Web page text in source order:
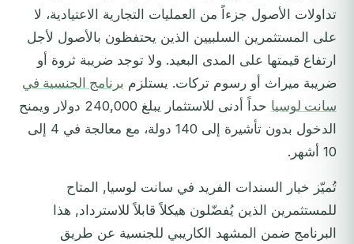
تداولات الأصول جزءاً من العمليات التجارية الاعتيادية، لا
على المستثمرين السلبيين الذين يحتفظون بالأصول لأجل
ارتفاع قيمتها على المدى البعيد. ولا توجد ضريبة ثروة أو
ضريبة ميراث أو رسوم تركات. يستلزم برنامج الجنسية في
سانت لوسيا
حداً أدنى للاستثمار يبلغ 240,000 دولار ويمنح
الدخول بدون تأشيرة إلى 140 دولة، مع معالجة في 4 إلى
10 أشهر.
تُميّز خيار السندات الفريد في سانت لوسيا, المتاح
للمستثمرين الذين يُفضّلون هيكلاً قابلاً للاسترداد, هذا
البرنامج ضمن المشهد الكاريبي للجنسية عن طريق